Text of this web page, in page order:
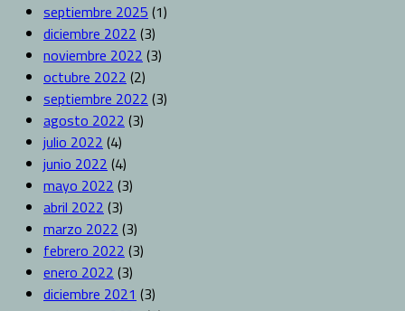
septiembre 2025 (1)
diciembre 2022 (3)
noviembre 2022 (3)
octubre 2022 (2)
septiembre 2022 (3)
agosto 2022 (3)
julio 2022 (4)
junio 2022 (4)
mayo 2022 (3)
abril 2022 (3)
marzo 2022 (3)
febrero 2022 (3)
enero 2022 (3)
diciembre 2021 (3)